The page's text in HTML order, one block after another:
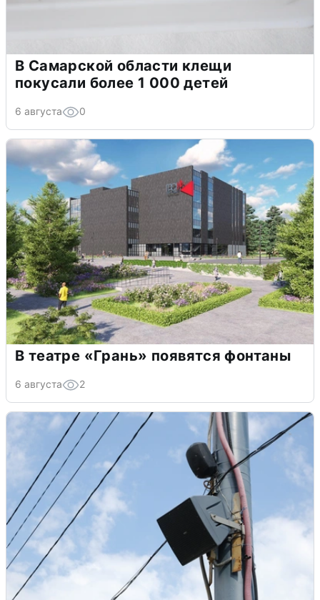
В Самарской области клещи
покусали более 1 000 детей
6 августа 0
В театре «Грань» появятся фонтаны
6 августа 2